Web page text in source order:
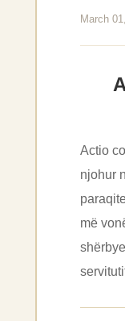
March
Actio
njohur
më